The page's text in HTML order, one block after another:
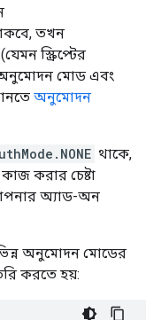
তখন
স্ক্রিপ্টের
অনুমোদন মোড এবং
অনুমোদন
থাকে,
করার চেষ্টা
অ্যাড-অন
অনুমোদন মোডের
করতে হয়: